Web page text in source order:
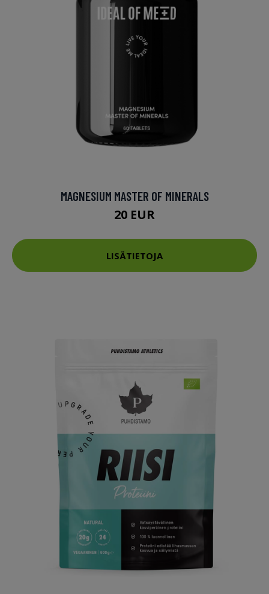
MAGNESIUM MASTER OF MINERALS
20 EUR
LISÄTIETOJA